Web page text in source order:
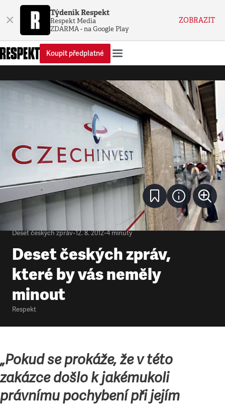
× Týdeník Respekt
Respekt Media
ZDARMA - na Google Play
ZOBRAZIT
Koupit předplatné
Deset českých zpráv•12. 8. 2012•4minuty
Deset českých zpráv,
které by vás neměly
minout
Respekt
„Pokud se prokáže, že v této
zakázce došlo k jakémukoli
právnímu pochybení při jejím